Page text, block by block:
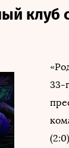
клуб
33-